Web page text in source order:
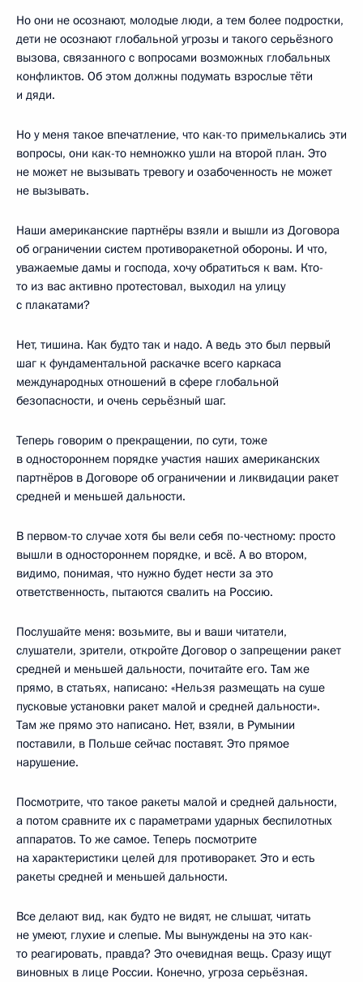
Но они не осознают, молодые люди, а тем более подростки,
дети не осознают глобальной угрозы и такого серьёзного
вызова, связанного с вопросами возможных глобальных
конфликтов. Об этом должны подумать взрослые тёти
и дяди.
Но у меня такое впечатление, что как-то примелькались эти
вопросы, они как-то немножко ушли на второй план. Это
не может не вызывать тревогу и озабоченность не может
не вызывать.
Наши американские партнёры взяли и вышли из Договора
об ограничении систем противоракетной обороны. И что,
уважаемые дамы и господа, хочу обратиться к вам. Кто-
то из вас активно протестовал, выходил на улицу
с плакатами?
Нет, тишина. Как будто так и надо. А ведь это был первый
шаг к фундаментальной раскачке всего каркаса
международных отношений в сфере глобальной
безопасности, и очень серьёзный шаг.
Теперь говорим о прекращении, по сути, тоже
в одностороннем порядке участия наших американских
партнёров в Договоре об ограничении и ликвидации ракет
средней и меньшей дальности.
В первом-то случае хотя бы вели себя по-честному: просто
вышли в одностороннем порядке, и всё. А во втором,
видимо, понимая, что нужно будет нести за это
ответственность, пытаются свалить на Россию.
Послушайте меня: возьмите, вы и ваши читатели,
слушатели, зрители, откройте Договор о запрещении ракет
средней и меньшей дальности, почитайте его. Там же
прямо, в статьях, написано: «Нельзя размещать на суше
пусковые установки ракет малой и средней дальности».
Там же прямо это написано. Нет, взяли, в Румынии
поставили, в Польше сейчас поставят. Это прямое
нарушение.
Посмотрите, что такое ракеты малой и средней дальности,
а потом сравните их с параметрами ударных беспилотных
аппаратов. То же самое. Теперь посмотрите
на характеристики целей для противоракет. Это и есть
ракеты средней и меньшей дальности.
Все делают вид, как будто не видят, не слышат, читать
не умеют, глухие и слепые. Мы вынуждены на это как-
то реагировать, правда? Это очевидная вещь. Сразу ищут
виновных в лице России. Конечно, угроза серьёзная.